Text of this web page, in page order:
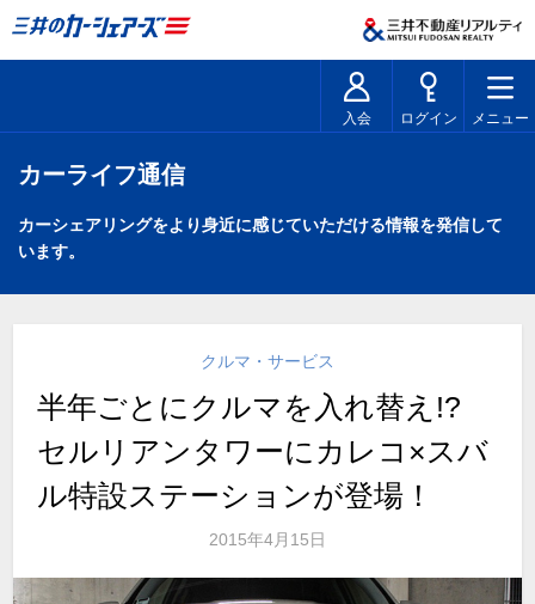
入会 ログイン メニュー
カーライフ通信
カーシェアリングをより身近に感じていただける情報を発信して
います。
クルマ・サービス
半年ごとにクルマを入れ替え!?
セルリアンタワーにカレコ×スバ
ル特設ステーションが登場！
2015年4月15日